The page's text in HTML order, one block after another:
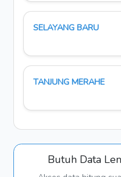
SELAYANG BARU
TANJUNG MERAHE
Butuh Data